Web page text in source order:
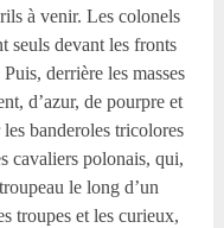
à venir. Les colonels
seuls devant les fronts
derrière les masses
d’azur, de pourpre et
banderoles tricolores
cavaliers polonais, qui,
le long d’un
troupes et les curieux,